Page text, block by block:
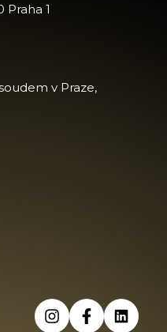
Praha 1
v Praze,